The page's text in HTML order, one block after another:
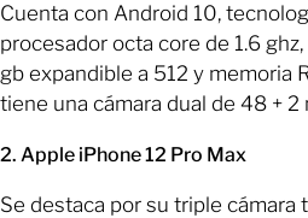
Cuenta con Android 10,
procesador octa core de 1.6
gb expandible a 512 y memoria
tiene una cámara dual de 48 + 2
2. Apple iPhone 12 Pro Max
Se destaca por su triple cámara